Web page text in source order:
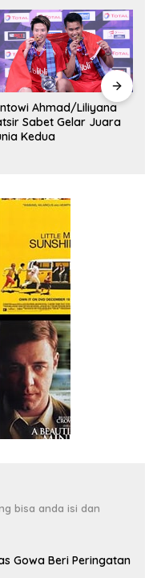
Ahmad/Liliyana
Sabet Gelar Juara
Kedua
bisa anda isi dan
Gowa Beri Peringatan